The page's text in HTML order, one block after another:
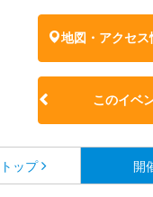
地図・アクセ
このイベ
トップ 開